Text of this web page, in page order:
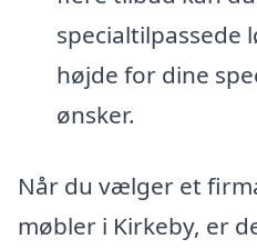
specialtilpassede
højde for dine
ønsker.
Når du vælger et
møbler i Kirkeby, er